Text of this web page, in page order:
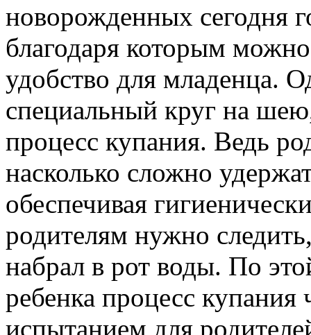
новорожденных сегодня
благодаря которым
удобство для младенца.
специальный круг на
процесс купания. Ведь
насколько сложно
обеспечивая
родителям нужно
набрал в рот воды. По
ребенка процесс купания
испытанием для